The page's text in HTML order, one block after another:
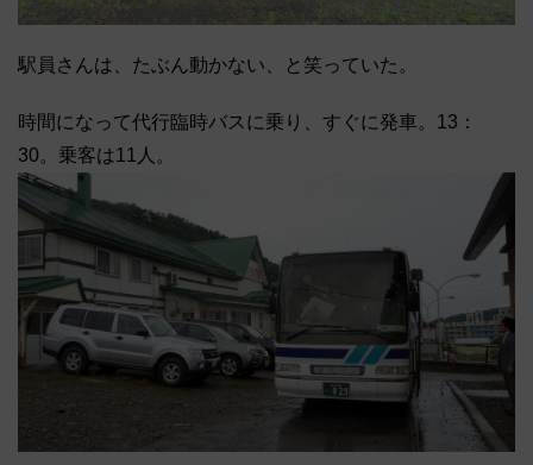
駅員さんは、たぶん動かない、と笑っていた。
時間になって代行臨時バスに乗り、すぐに発車。13：
30。乗客は11人。